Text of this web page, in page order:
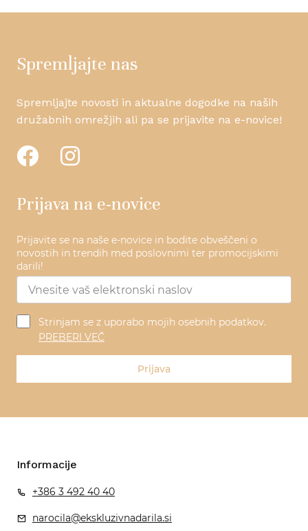
Spremljajte nas
Spremljajte novosti in aktualne dogodke na naših
družabnih omrežjih ali pa se prijavite na e-novice!
Prijava na e-novice
Prijavite se na naše e-novice in bodite obveščeni o
novostih in trendih med poslovnimi ter promocijskimi
darili!
Strinjam se z uporabo mojih osebnih podatkov.
PREBERI VEČ
Prijava
Informacije
+386 3 492 40 40
narocila@ekskluzivnadarila.si